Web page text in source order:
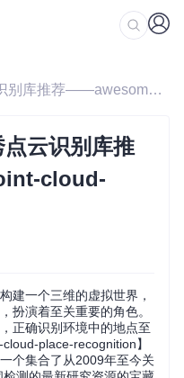
/ 探索三维世界：优秀点云识别库推荐——awesome-point-cloud-place-recognition
云识别库推
cloud-
建一个三维的虚拟世界，
扮演着至关重要的角色。
正确识别环境中的地点至
place-recognition】
个集合了从2009年至今关